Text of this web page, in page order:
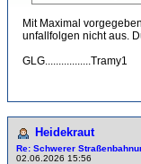
Mit Maximal
unfallfolgen nicht aus.
GLG.................Tramy1
Heidekraut
Re: Schwerer
02.06.2026 15:56